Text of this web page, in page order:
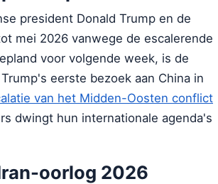
president Donald Trump en de
mei 2026 vanwege de escalerende
voor volgende week, is de
eerste bezoek aan China in
van het Midden-Oosten conflict
dwingt hun internationale agenda's
oorlog 2026